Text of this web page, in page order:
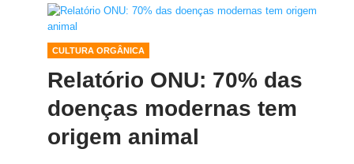
CULTURA ORGÂNICA
Relatório ONU: 70% das
doenças modernas tem
origem animal